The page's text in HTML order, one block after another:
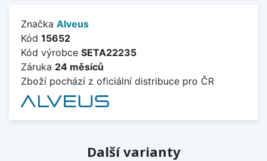
Značka Alveus
Kód 15652
Kód výrobce SETA22235
Záruka 24 měsíců
Zboží pochází z oficiální distribuce pro ČR
Další varianty